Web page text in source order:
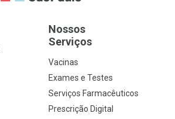
Nossos
Serviços
Vacinas
Exames e Testes
Serviços Farmacêuticos
Prescrição Digital